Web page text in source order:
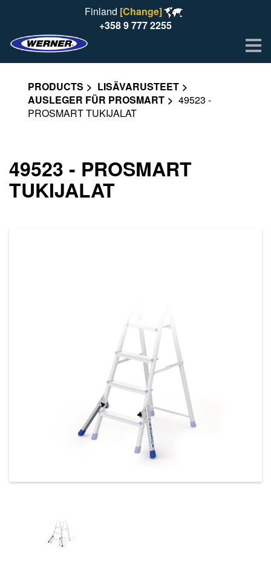
Finland [Change]
+358 9 777 2255
PRODUCTS
LISÄVARUSTEET
AUSLEGER FÜR PROSMART
49523 -
PROSMART TUKIJALAT
49523 - PROSMART
TUKIJALAT